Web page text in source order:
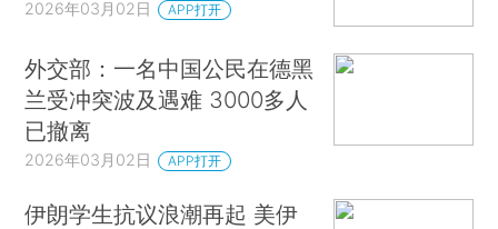
2026年03月02日 APP打开
外交部：一名中国公民在德黑
兰受冲突波及遇难 3000多人
已撤离
2026年03月02日 APP打开
伊朗学生抗议浪潮再起 美伊